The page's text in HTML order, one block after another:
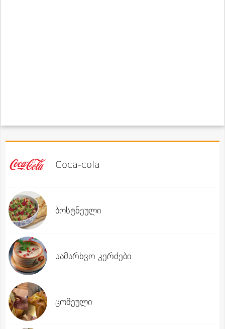
Coca-cola
ბოსტნეული
სამარხვო კერძები
ცომეული